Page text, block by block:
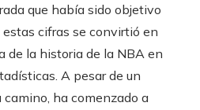
que había sido objetivo
cifras se convirtió en
de la historia de la NBA en
A pesar de un
ha comenzado a